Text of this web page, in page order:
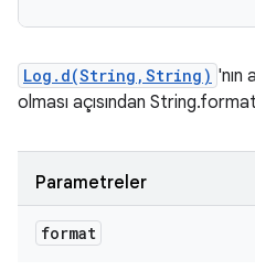
Log.d(String,String) 'nın
olması açısından
Parametreler
format